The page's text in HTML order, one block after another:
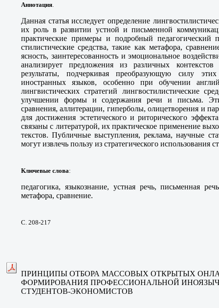
Аннотация
Данная статья исследует определение
их роль в развитии устной и письменной
практические примеры и подробный педагогический
стилистические средства, такие как метафора,
ясность, заинтересованность и эмоциональное
анализирует предложения из различных
результаты, подчеркивая преобразующую силу
иностранных языков, особенно при обучении
лингвистических стратегий лингвостилистические
улучшении формы и содержания речи и письма.
сравнения, аллитерации, гиперболы, олицетворения и
для достижения эстетического и риторического
связаны с литературой, их практическое применение
текстов. Публичные выступления, реклама, научные
могут извлечь пользу из стратегического использования
Ключевые слова:
педагогика, языкознание, устная речь, письменная
метафора, сравнение.
С. 208-217
ПРИНЦИПЫ ОТБОРА МАССОВЫХ ОТКРЫТЫХ
ФОРМИРОВАНИЯ ПРОФЕССИОНАЛЬНОЙ
СТУДЕНТОВ-ЭКОНОМИСТОВ